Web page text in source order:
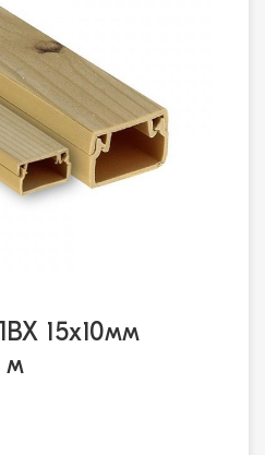
15х10мм
м